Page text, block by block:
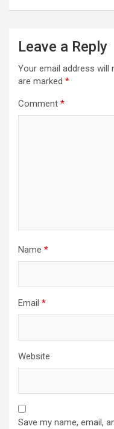
Leave a Reply
Your email address will
are marked *
Comment *
Name *
Email *
Website
Save my name, email,